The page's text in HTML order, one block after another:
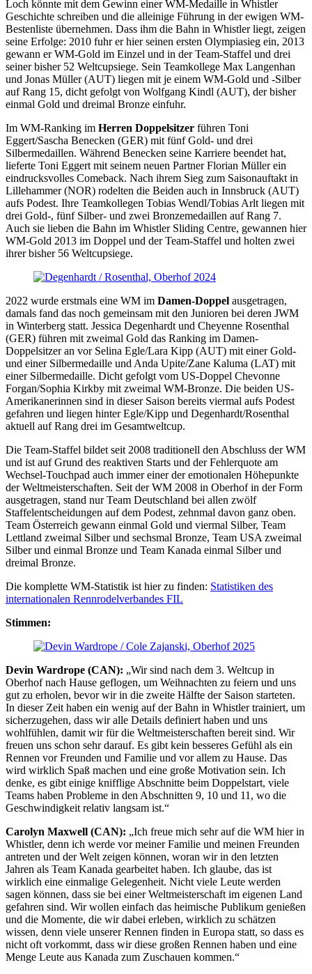
Loch könnte mit dem Gewinn einer WM-Medaille in Whistler
Geschichte schreiben und die alleinige Führung in der ewigen WM-
Bestenliste übernehmen. Dass ihm die Bahn in Whistler liegt, zeigen
seine Erfolge: 2010 fuhr er hier seinen ersten Olympiasieg ein, 2013
gewann er WM-Gold im Einzel und in der Team-Staffel und drei
seiner bisher 52 Weltcupsiege. Sein Teamkollege Max Langenhan
und Jonas Müller (AUT) liegen mit je einem WM-Gold und -Silber
auf Rang 15, dicht gefolgt von Wolfgang Kindl (AUT), der bisher
einmal Gold und dreimal Bronze einfuhr.
Im WM-Ranking im Herren Doppelsitzer führen Toni
Eggert/Sascha Benecken (GER) mit fünf Gold- und drei
Silbermedaillen. Während Benecken seine Karriere beendet hat,
lieferte Toni Eggert mit seinem neuen Partner Florian Müller ein
eindrucksvolles Comeback. Nach ihrem Sieg zum Saisonauftakt in
Lillehammer (NOR) rodelten die Beiden auch in Innsbruck (AUT)
aufs Podest. Ihre Teamkollegen Tobias Wendl/Tobias Arlt liegen mit
drei Gold-, fünf Silber- und zwei Bronzemedaillen auf Rang 7.
Auch sie lieben die Bahn im Whistler Sliding Centre, gewannen hier
WM-Gold 2013 im Doppel und der Team-Staffel und holten zwei
ihrer bisher 56 Weltcupsiege.
2022 wurde erstmals eine WM im Damen-Doppel ausgetragen,
damals fand das noch gemeinsam mit den Junioren bei deren JWM
in Winterberg statt. Jessica Degenhardt und Cheyenne Rosenthal
(GER) führen mit zweimal Gold das Ranking im Damen-
Doppelsitzer an vor Selina Egle/Lara Kipp (AUT) mit einer Gold-
und einer Silbermedaille und Anda Upite/Zane Kaluma (LAT) mit
einer Silbermedaille. Dicht gefolgt vom US-Doppel Chevonne
Forgan/Sophia Kirkby mit zweimal WM-Bronze. Die beiden US-
Amerikanerinnen sind in dieser Saison bereits viermal aufs Podest
gefahren und liegen hinter Egle/Kipp und Degenhardt/Rosenthal
aktuell auf Rang drei im Gesamtweltcup.
Die Team-Staffel bildet seit 2008 traditionell den Abschluss der WM
und ist auf Grund des reaktiven Starts und der Fehlerquote am
Wechsel-Touchpad auch immer einer der emotionalen Höhepunkte
der Weltmeisterschaften. Seit der WM 2008 in Oberhof in der Form
ausgetragen, stand nur Team Deutschland bei allen zwölf
Staffelentscheidungen auf dem Podest, zehnmal davon ganz oben.
Team Österreich gewann einmal Gold und viermal Silber, Team
Lettland zweimal Silber und sechsmal Bronze, Team USA zweimal
Silber und einmal Bronze und Team Kanada einmal Silber und
dreimal Bronze.
Die komplette WM-Statistik ist hier zu finden: Statistiken des
internationalen Rennrodelverbandes FIL
Stimmen:
Devin Wardrope (CAN): „Wir sind nach dem 3. Weltcup in
Oberhof nach Hause geflogen, um Weihnachten zu feiern und uns
gut zu erholen, bevor wir in die zweite Hälfte der Saison starteten.
In dieser Zeit haben ein wenig auf der Bahn in Whistler trainiert, um
sicherzugehen, dass wir alle Details definiert haben und uns
wohlfühlen, damit wir für die Weltmeisterschaften bereit sind. Wir
freuen uns schon sehr darauf. Es gibt kein besseres Gefühl als ein
Rennen vor Freunden und Familie und vor allem zu Hause. Das
wird wirklich Spaß machen und eine große Motivation sein. Ich
denke, es gibt einige knifflige Abschnitte beim Doppelstart, viele
Teams haben Probleme in den Abschnitten 9, 10 und 11, wo die
Geschwindigkeit relativ langsam ist.“
Carolyn Maxwell (CAN): „Ich freue mich sehr auf die WM hier in
Whistler, denn ich werde vor meiner Familie und meinen Freunden
antreten und der Welt zeigen können, woran wir in den letzten
Jahren als Team Kanada gearbeitet haben. Ich glaube, das ist
wirklich eine einmalige Gelegenheit. Nicht viele Leute werden
sagen können, dass sie bei einer Weltmeisterschaft im eigenen Land
gefahren sind. Wir wollen einfach das heimische Publikum genießen
und die Momente, die wir dabei erleben, wirklich zu schätzen
wissen, denn viele unserer Rennen finden in Europa statt, so dass es
nicht oft vorkommt, dass wir diese großen Rennen haben und eine
Menge Leute aus Kanada zum Zuschauen kommen.“